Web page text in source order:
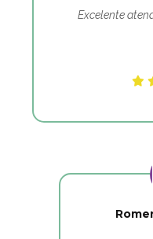
Excelente